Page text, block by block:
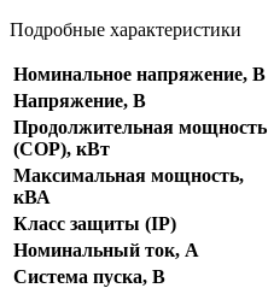
Подробные характеристики
Номинальное напряжение, В
Напряжение, В
Продолжительная мощность
(COP), кВт
Максимальная мощность,
кВА
Класс защиты (IP)
Номинальный ток, A
Система пуска, В